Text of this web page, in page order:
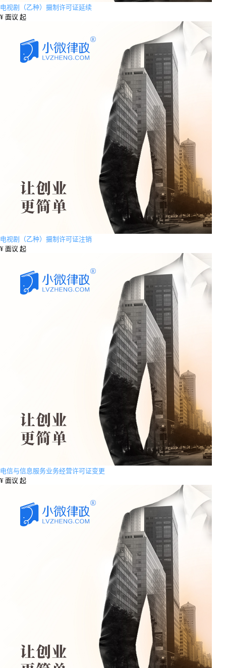
电视剧（乙种）摄制许可证延续
¥ 面议 起
电视剧（乙种）摄制许可证注销
¥ 面议 起
电信与信息服务业务经营许可证变更
¥ 面议 起